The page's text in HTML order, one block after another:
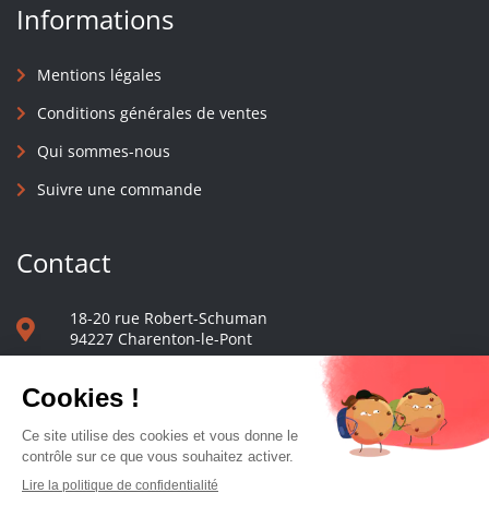
Informations
Mentions légales
Conditions générales de ventes
Qui sommes-nous
Suivre une commande
Contact
18-20 rue Robert-Schuman
94227 Charenton-le-Pont